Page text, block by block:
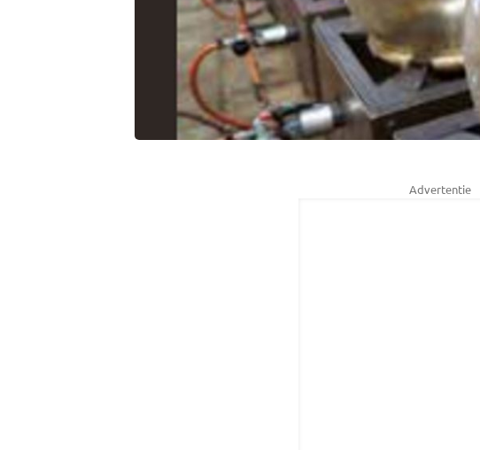
Advertentie